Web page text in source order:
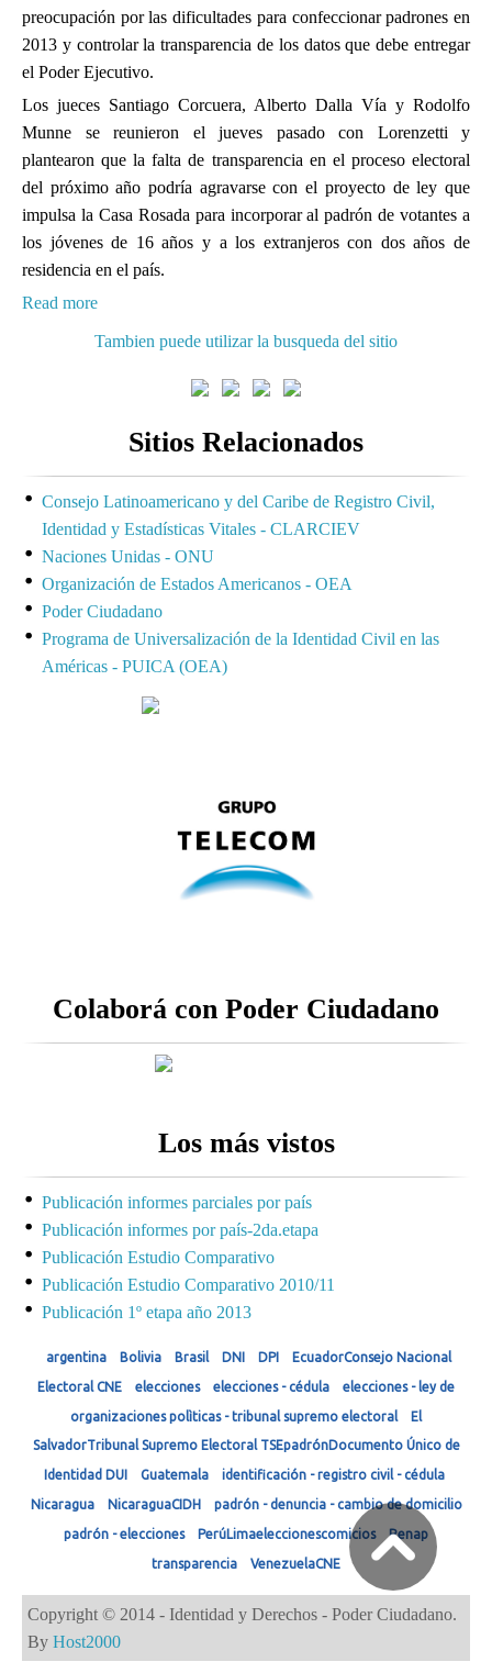
preocupación por las dificultades para confeccionar padrones en
2013 y controlar la transparencia de los datos que debe entregar
el Poder Ejecutivo.
Los jueces Santiago Corcuera, Alberto Dalla Vía y Rodolfo
Munne se reunieron el jueves pasado con Lorenzetti y
plantearon que la falta de transparencia en el proceso electoral
del próximo año podría agravarse con el proyecto de ley que
impulsa la Casa Rosada para incorporar al padrón de votantes a
los jóvenes de 16 años y a los extranjeros con dos años de
residencia en el país.
Read more
Tambien puede utilizar la busqueda del sitio
Sitios Relacionados
Consejo Latinoamericano y del Caribe de Registro Civil,
Identidad y Estadísticas Vitales - CLARCIEV
Naciones Unidas - ONU
Organización de Estados Americanos - OEA
Poder Ciudadano
Programa de Universalización de la Identidad Civil en las
Américas - PUICA (OEA)
Colaborá con Poder Ciudadano
Los más vistos
Publicación informes parciales por país
Publicación informes por país-2da.etapa
Publicación Estudio Comparativo
Publicación Estudio Comparativo 2010/11
Publicación 1º etapa año 2013
argentina Bolivia Brasil DNI DPI EcuadorConsejo Nacional
Electoral CNE elecciones elecciones - cédula elecciones - ley de
organizaciones polìticas - tribunal supremo electoral
El
SalvadorTribunal Supremo Electoral TSEpadrónDocumento Único de
Identidad DUI Guatemala identificación - registro civil - cédula
Nicaragua NicaraguaCIDH padrón - denuncia - cambio de domicilio
padrón - elecciones PerúLimaeleccionescomicios Renap
transparencia VenezuelaCNE
Copyright © 2014 - Identidad y Derechos - Poder Ciudadano.
By Host2000